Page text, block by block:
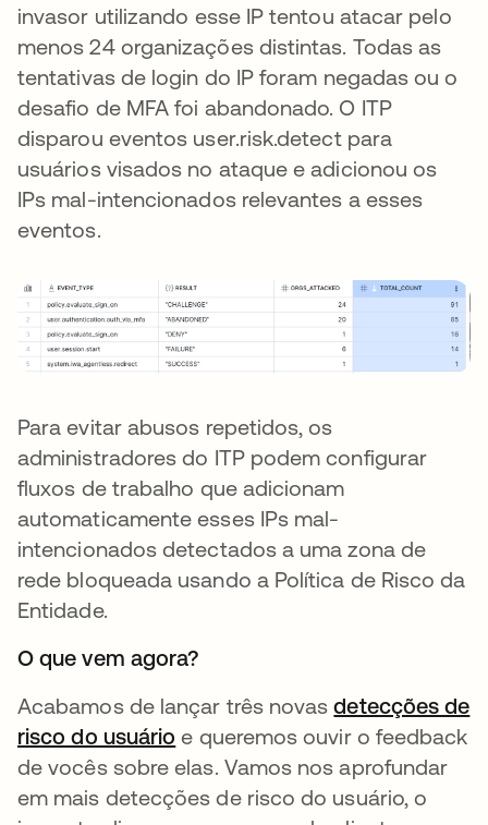
invasor utilizando esse IP tentou atacar pelo
menos 24 organizações distintas. Todas as
tentativas de login do IP foram negadas ou o
desafio de MFA foi abandonado. O ITP
disparou eventos user.risk.detect para
usuários visados no ataque e adicionou os
IPs mal-intencionados relevantes a esses
eventos.
Para evitar abusos repetidos, os
administradores do ITP podem configurar
fluxos de trabalho que adicionam
automaticamente esses IPs mal-
intencionados detectados a uma zona de
rede bloqueada usando a Política de Risco da
Entidade.
O que vem agora?
Acabamos de lançar três novasdetecções de
risco do usuário e queremos ouvir o feedback
de vocês sobre elas. Vamos nos aprofundar
em mais detecções de risco do usuário, o